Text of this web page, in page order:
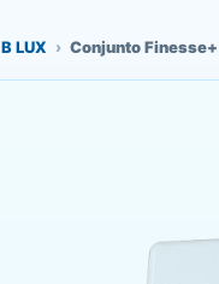
B LUX › Conjunto